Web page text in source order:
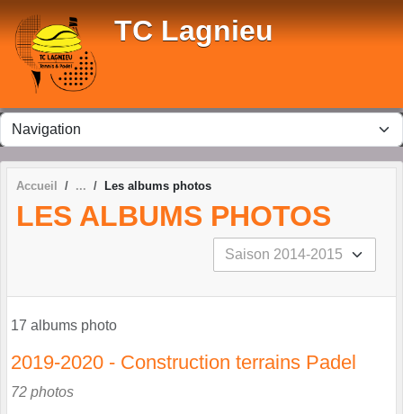
TC Lagnieu
Accueil Les albums photos
LES ALBUMS PHOTOS
17 albums photo
2019-2020 - Construction terrains Padel
72 photos